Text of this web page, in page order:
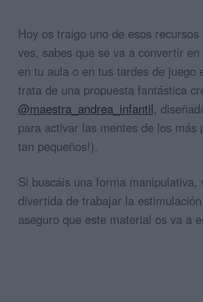
Hoy os traigo uno de esos
ves, sabes que se va a convertir
en tu aula o en tus tardes de juego
trata de una propuesta fantástica
@maestra_andrea_infantil,
para activar las mentes de los más
tan pequeños!).
Si buscáis una forma manipulativa,
divertida de trabajar la
aseguro que este material os va a